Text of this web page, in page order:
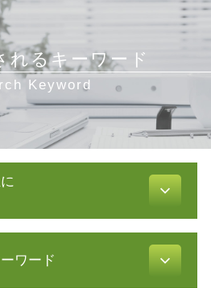
れるキーワード
Keyword
ワード